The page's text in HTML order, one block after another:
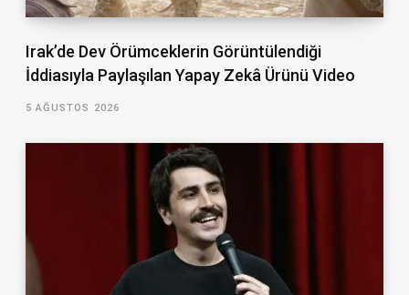
Irak’de Dev Örümceklerin Görüntülendiği
İddiasıyla Paylaşılan Yapay Zekâ Ürünü Video
5 AĞUSTOS 2026